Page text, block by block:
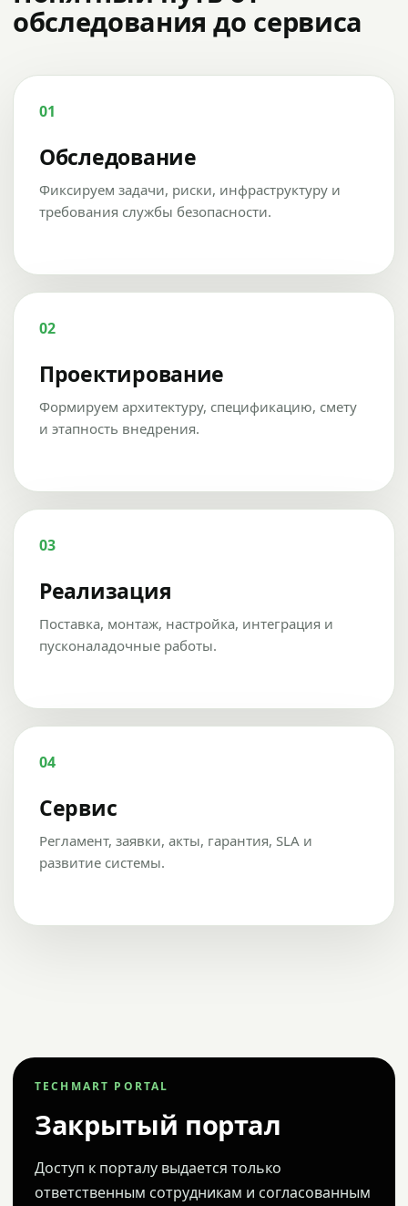
обследования до сервиса
01
Обследование
Фиксируем задачи, риски, инфраструктуру и
требования службы безопасности.
02
Проектирование
Формируем архитектуру, спецификацию, смету
и этапность внедрения.
03
Реализация
Поставка, монтаж, настройка, интеграция и
пусконаладочные работы.
04
Сервис
Регламент, заявки, акты, гарантия, SLA и
развитие системы.
TECHMART PORTAL
Закрытый портал
Доступ к порталу выдается только
ответственным сотрудникам и согласованным